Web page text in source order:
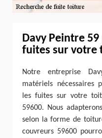
Davy Peintre
fuites sur votre
Notre entreprise
matériels nécessaires
les fuites sur votre
59600. Nous
selon la forme de
couvreurs 59600